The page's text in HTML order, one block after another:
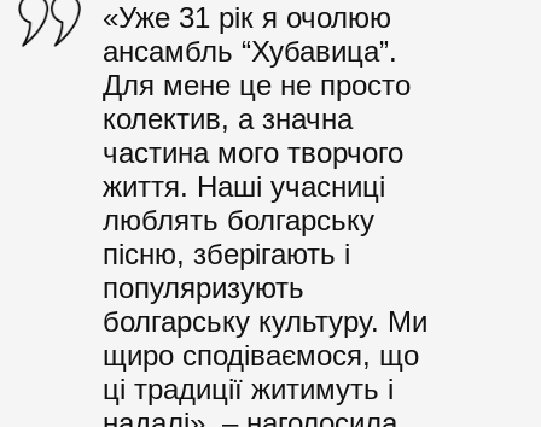
«Уже 31 рік я очолюю
ансамбль “Хубавица”.
Для мене це не просто
колектив, а значна
частина мого творчого
життя. Наші учасниці
люблять болгарську
пісню, зберігають і
популяризують
болгарську культуру. Ми
щиро сподіваємося, що
ці традиції житимуть і